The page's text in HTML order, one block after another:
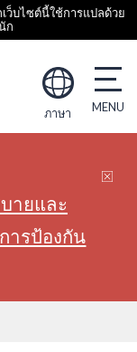
ว็บไซต์นี้ใช้การแปลด้วย
ก
ภาษา
ายและ
ารป้องกัน